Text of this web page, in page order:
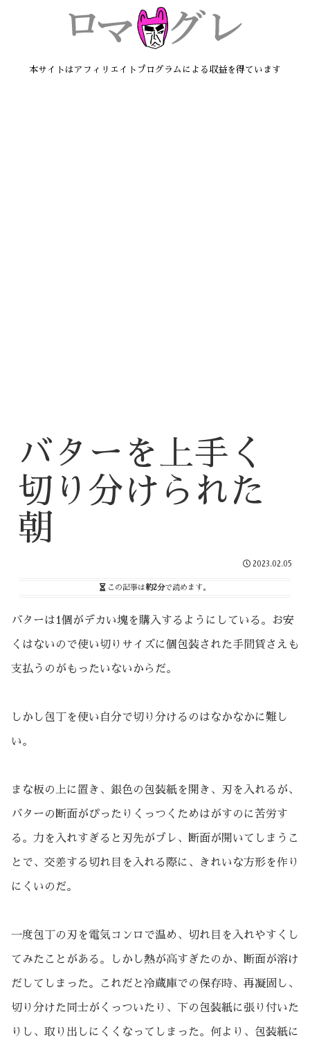
本サイトはアフィリエイトプログラムによる収益を得ています
バターを上手く
切り分けられた
朝
2023.02.05
この記事は約2分で読めます。
バターは1個がデカい塊を購入するようにしている。お安
くはないので使い切りサイズに個包装された手間賃さえも
支払うのがもったいないからだ。
しかし包丁を使い自分で切り分けるのはなかなかに難し
い。
まな板の上に置き、銀色の包装紙を開き、刃を入れるが、
バターの断面がぴったりくっつくためはがすのに苦労す
る。力を入れすぎると刃先がブレ、断面が開いてしまうこ
とで、交差する切れ目を入れる際に、きれいな方形を作り
にくいのだ。
一度包丁の刃を電気コンロで温め、切れ目を入れやすくし
てみたことがある。しかし熱が高すぎたのか、断面が溶け
だしてしまった。これだと冷蔵庫での保存時、再凝固し、
切り分けた同士がくっついたり、下の包装紙に張り付いた
りし、取り出しにくくなってしまった。何より、包装紙に